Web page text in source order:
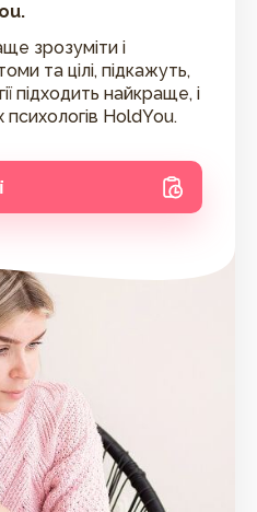
зрозуміти і
та цілі, підкажуть,
підходить найкраще, і
HoldYou.